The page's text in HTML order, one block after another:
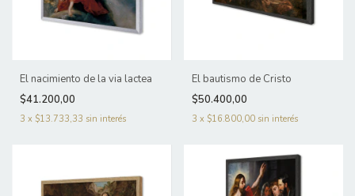
El nacimiento de la via lactea
$41.200,00
3 x $13.733,33 sin interés
El bautismo de Cristo
$50.400,00
3 x $16.800,00 sin interés